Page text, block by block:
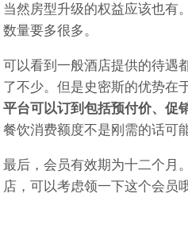
当然房型升级的权益应该也有
数量要多很多。
可以看到一般酒店提供的待遇
了不少。但是史密斯的优势在
平台可以订到包括预付价、促
餐饮消费额度不是刚需的话可
最后，会员有效期为十二个月
店，可以考虑领一下这个会员